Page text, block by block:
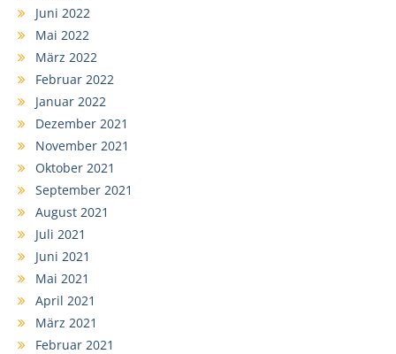
Juni 2022
Mai 2022
März 2022
Februar 2022
Januar 2022
Dezember 2021
November 2021
Oktober 2021
September 2021
August 2021
Juli 2021
Juni 2021
Mai 2021
April 2021
März 2021
Februar 2021